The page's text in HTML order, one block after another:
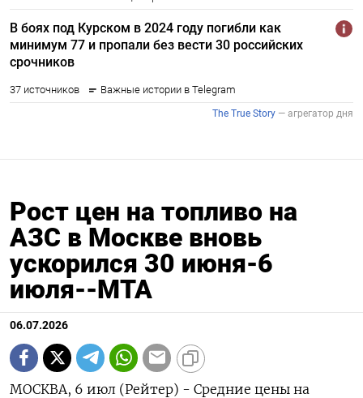
Рост цен на топливо на
АЗС в Москве вновь
ускорился 30 июня-6
июля--МТА
06.07.2026
МОСКВА, 6 июл (Рейтер) - Средние цены на